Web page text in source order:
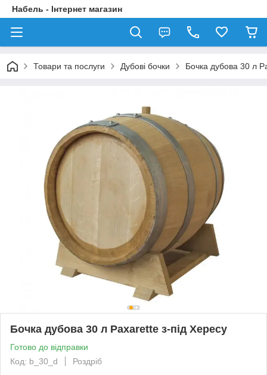
Набель - Інтернет магазин
Товари та послуги Дубові бочки Бочка дубова 30 л
Бочка дубова 30 л Paxarette з-під Хересу
Готово до відправки
Код: b_30_d
Роздріб